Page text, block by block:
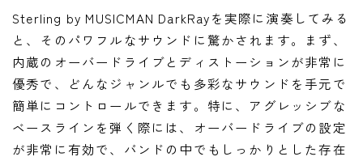
Sterling by MUSICMAN DarkRayを実際に演奏してみる
と、そのパワフルなサウンドに驚かされます。まず、
内蔵のオーバードライブとディストーションが非常に
優秀で、どんなジャンルでも多彩なサウンドを手元で
簡単にコントロールできます。特に、アグレッシブな
ベースラインを弾く際には、オーバードライブの設定
が非常に有効で、バンドの中でもしっかりとした存在